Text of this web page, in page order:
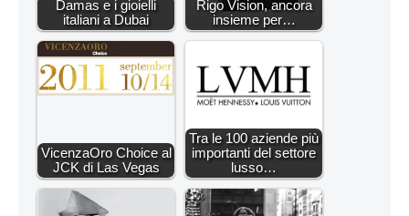
Damas e i gioielli
italiani a Dubai
Rigo Vision, ancora
insieme per…
VicenzaOro Choice al
JCK di Las Vegas
Tra le 100 aziende più
importanti del settore
lusso…